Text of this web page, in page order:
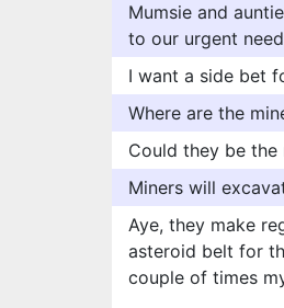
Mumsie and
to our urgent
I want a side bet
Where are the
Could they be the
Miners will
Aye, they make
asteroid belt for
couple of times